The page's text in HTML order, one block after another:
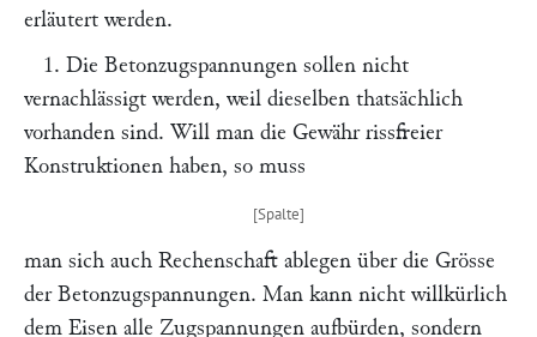
erläutert werden.
1. Die Betonzugspannungen sollen nicht
vernachlässigt werden, weil dieselben thatsächlich
vorhanden sind. Will man die Gewähr rissfreier
Konstruktionen haben, so muss
man sich auch Rechenschaft ablegen über die Grösse
der Betonzugspannungen. Man kann nicht willkürlich
dem Eisen alle Zugspannungen aufbürden, sondern